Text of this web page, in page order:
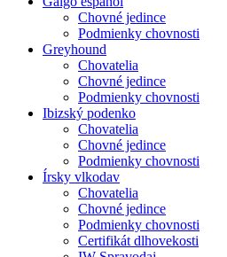
Chovné jedince
Podmienky chovnosti
Greyhound
Chovatelia
Chovné jedince
Podmienky chovnosti
Ibizský podenko
Chovatelia
Chovné jedince
Podmienky chovnosti
Írsky vlkodav
Chovatelia
Chovné jedince
Podmienky chovnosti
Certifikát dlhovekosti